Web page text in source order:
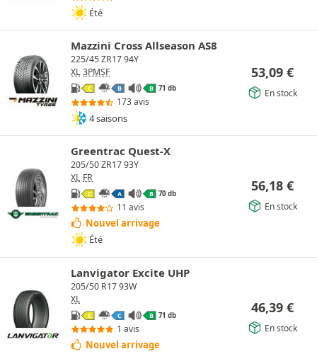
Été
Mazzini Cross Allseason AS8
225/45 ZR17 94Y
XL 3PMSF
C B B 71 db
173 avis
4 saisons
53,09 €
En stock
Greentrac Quest-X
205/50 ZR17 93Y
XL FR
C A B 70 db
11 avis
Nouvel arrivage
Été
56,18 €
En stock
Lanvigator Excite UHP
205/50 R17 93W
XL
C C B 71 db
1 avis
Nouvel arrivage
46,39 €
En stock